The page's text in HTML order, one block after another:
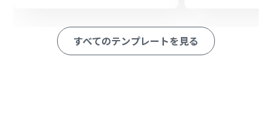
ペレーション」：トリガー起動後、フロー内で処理を行うアク
■このワークフローのカスタムポイント
すべてのテンプレートを見る